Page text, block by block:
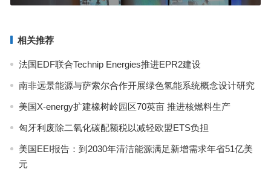
相关推荐
法国EDF联合Technip Energies推进EPR2建设
南非远景能源与萨索尔合作开展绿色氢能系统概念设计研究
美国X-energy扩建橡树岭园区70英亩 推进核燃料生产
匈牙利废除二氧化碳配额税以减轻欧盟ETS负担
美国EEI报告：到2030年清洁能源满足新增需求年省51亿美
元